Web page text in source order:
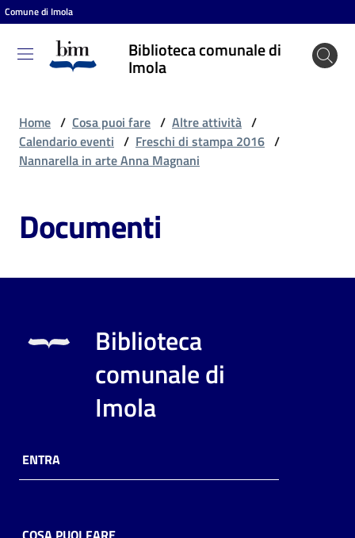
Vai al contenuto
Vai alla navigazione
Vai al footer
Comune di Imola
Biblioteca comunale di
Imola
Biblioteca
comunale
Cosa
fare
Scopri
online
Home / Cosa puoi fare / Altre attività /
Calendario eventi / Freschi di stampa 2016 /
Nannarella in arte Anna Magnani
Documenti
Biblioteca
comunale di
Imola
ENTRA